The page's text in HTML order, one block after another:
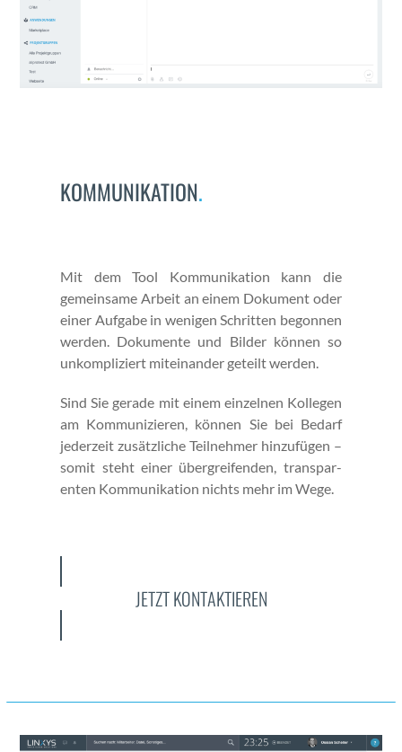
KOMMUNIKATION.
Mit dem Tool Kom­mu­nika­tion kann die
gemein­same Arbeit an einem Doku­ment oder
ein­er Auf­gabe in weni­gen Schrit­ten begonnen
wer­den. Doku­mente und Bilder kön­nen so
unkom­pliziert miteinan­der geteilt wer­den.
Sind Sie ger­ade mit einem einzel­nen Kol­le­gen
am Kom­mu­nizieren, kön­nen Sie bei Bedarf
jed­erzeit zusät­zliche Teil­nehmer hinzufü­gen –
somit ste­ht ein­er über­greifend­en, trans­par­
enten Kom­mu­nika­tion nichts mehr im Wege.
JETZT KONTAKTIEREN